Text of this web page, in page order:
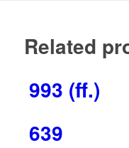
Related
993 (ff.)
639